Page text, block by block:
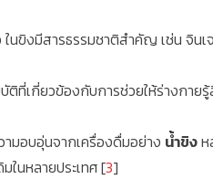
นขิงมีสารธรรมชาติสำคัญ เช่น จิน
ที่เกี่ยวข้องกับการช่วยให้ร่างกาย
ามอบอุ่นจากเครื่องดื่มอย่าง น้ำขิงห
ในหลายประเทศ [3]